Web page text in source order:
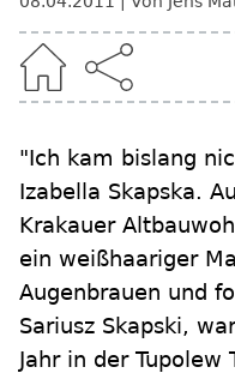
"Ich kam bislang
Izabella Skapska.
Krakauer
ein weißhaariger
Augenbrauen und
Sariusz Skapski,
Jahr in der